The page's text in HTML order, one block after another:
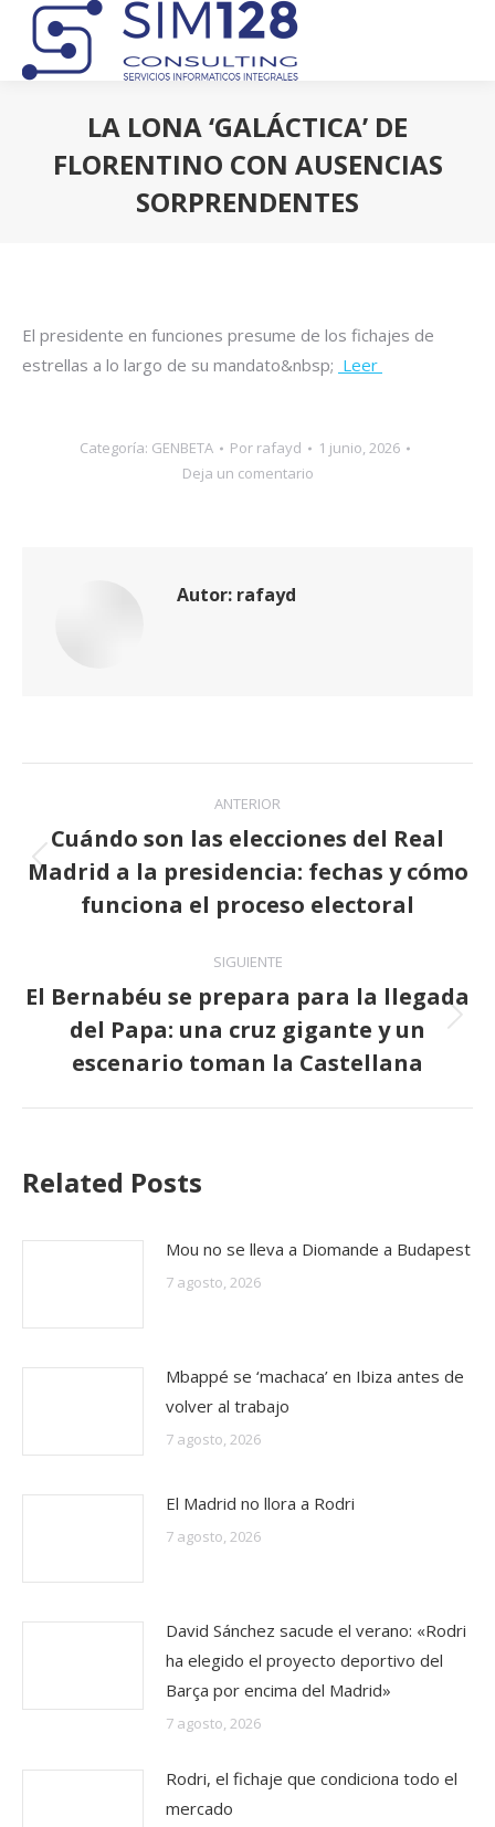
LA LONA ‘GALÁCTICA’ DE
FLORENTINO CON AUSENCIAS
SORPRENDENTES
El presidente en funciones presume de los fichajes de
estrellas a lo largo de su mandato&nbsp; Leer
Categoría: GENBETA Por rafayd
1 junio, 2026
Deja un comentario
Autor: rafayd
Navegación
entre
publicaciones
ANTERIOR
Publicación
anterior:
Cuándo son las elecciones del Real
Madrid a la presidencia: fechas y cómo
funciona el proceso electoral
SIGUIENTE
Publicación
siguiente:
El Bernabéu se prepara para la llegada
del Papa: una cruz gigante y un
escenario toman la Castellana
Related Posts
Mou no se lleva a Diomande a Budapest
7 agosto, 2026
Mbappé se ‘machaca’ en Ibiza antes de
volver al trabajo
7 agosto, 2026
El Madrid no llora a Rodri
7 agosto, 2026
David Sánchez sacude el verano: «Rodri
ha elegido el proyecto deportivo del
Barça por encima del Madrid»
7 agosto, 2026
Rodri, el fichaje que condiciona todo el
mercado